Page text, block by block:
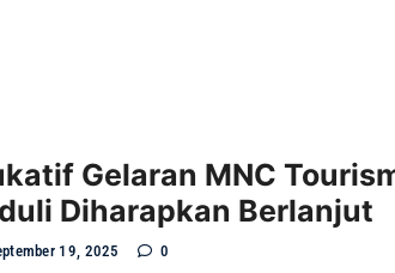
Gelaran MNC
Diharapkan Berlanjut
19, 2025 0